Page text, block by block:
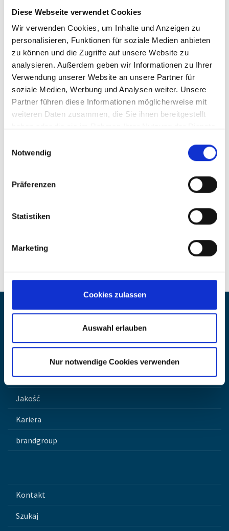
Diese Webseite verwendet Cookies
Wir verwenden Cookies, um Inhalte und Anzeigen zu
personalisieren, Funktionen für soziale Medien anbieten
zu können und die Zugriffe auf unsere Website zu
analysieren. Außerdem geben wir Informationen zu Ihrer
Verwendung unserer Website an unsere Partner für
soziale Medien, Werbung und Analysen weiter. Unsere
Partner führen diese Informationen möglicherweise mit
weiteren Daten zusammen, die Sie ihnen bereitgestellt
Notwendig
Präferenzen
Statistiken
Marketing
Cookies zulassen
Auswahl erlauben
Nur notwendige Cookies verwenden
Sieć obejmująca całą grupę - najwyższy standard dla wszystkich
Innowacja
Produkty
Jakość
Kariera
brandgroup
Kontakt
Szukaj